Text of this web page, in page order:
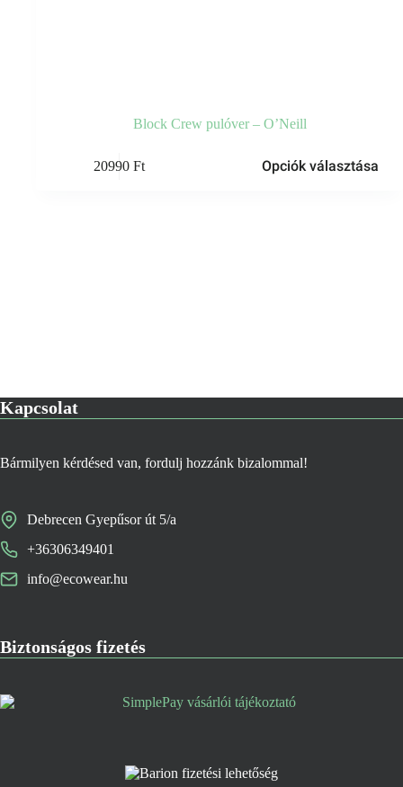
Block Crew pulóver – O’Neill
20990 Ft Opciók választása
Kapcsolat
Bármilyen kérdésed van, fordulj hozzánk bizalommal!
Debrecen Gyepűsor út 5/a
+36306349401
info@ecowear.hu
Biztonságos fizetés